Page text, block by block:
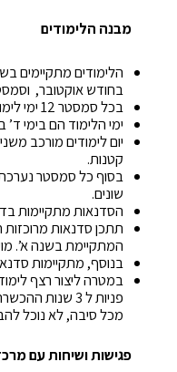
מבנה הלימודים
הלימודים מתקיימים
בחודש אוקטובר,
בכל סמסטר 12 ימי לימוד (לא כולל סדנאות).
ימי הלימוד הם בימי ד’ בין
יום לימודים מורכב
קטנות.
בסוף כל סמסטר
שונים.
הסדנאות מתקיימות בד”כ
תתכן סדנאות
המתקיימת בשנה א’.
בנוסף, מתקיימות
במטרה ליצור רצף
פניות ל 3
מכל סיבה, לא נוכל
פגישות ושיחות עם